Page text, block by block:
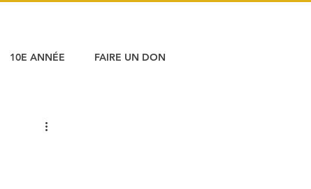
10E ANNÉE FAIRE UN DON